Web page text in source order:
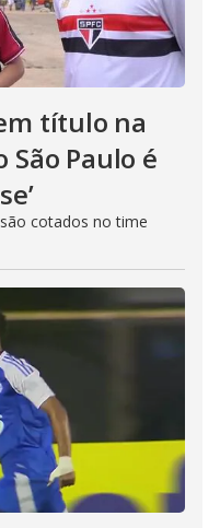
título na
São Paulo é
cotados no time